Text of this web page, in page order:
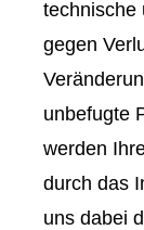
technische
gegen
unbefugte
werden
durch das
uns dabei